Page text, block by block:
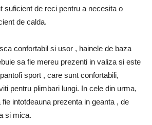
suficient de reci pentru a necesita o
de calda.
confortabil si usor , hainele de baza
sa fie mereu prezenti in valiza si este
sport , care sunt confortabili,
pentru plimbari lungi. In cele din urma,
intotdeauna prezenta in geanta , de
si mica.